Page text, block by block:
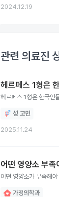
2024.12.19
관련 의료진
헤르페스 1형은
헤르페스 1형은 한국인
성 고민
2025.11.24
어떤 영양소 부
어떤 영양소가 부족해
가정의학과